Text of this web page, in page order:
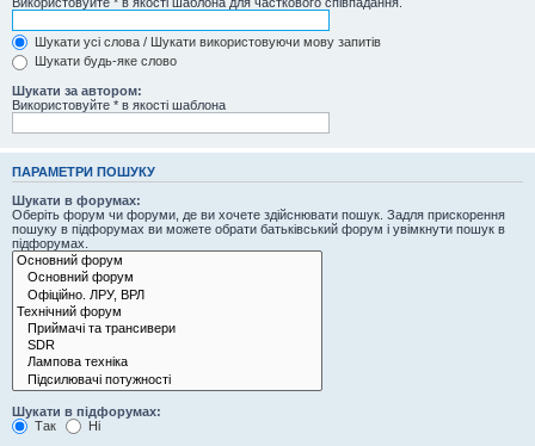
Шукати усі слова / Шукати використовуючи мову запитів
Шукати будь-яке слово
Шукати за автором:
Використовуйте * в якості шаблона
ПАРАМЕТРИ ПОШУКУ
Шукати в форумах:
Оберіть форум чи форуми, де ви хочете здійснювати пошук. Задля прискорення
пошуку в підфорумах ви можете обрати батьківський форум і увімкнути пошук в
підфорумах.
Шукати в підфорумах:
Так
Ні